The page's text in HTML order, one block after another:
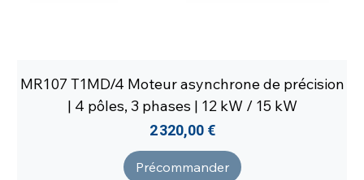
MR107 T1MD/4 Moteur asynchrone de précision
| 4 pôles, 3 phases | 12 kW / 15 kW
Prix
2 320,00 €
Précommander